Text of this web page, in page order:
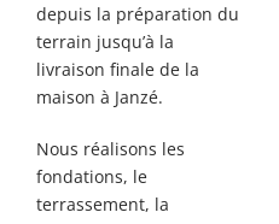
depuis la préparation du
terrain jusqu’à la
livraison finale de la
maison à Janzé.
Nous réalisons les
fondations, le
terrassement, la